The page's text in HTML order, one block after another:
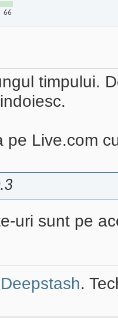
66
timpului.
pe Live.com
uri sunt pe
Deepstash.